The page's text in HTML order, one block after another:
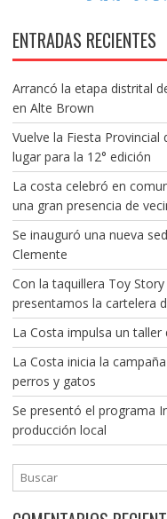
ENTRADAS RECIENTES
Arrancó la etapa distrital
en Alte Brown
Vuelve la Fiesta
lugar para la 12° edición
La costa celebró en
una gran presencia de
Se inauguró una nueva
Clemente
Con la taquillera Toy
presentamos la cartelera
La Costa impulsa un
La Costa inicia la
perros y gatos
Se presentó el programa
producción local